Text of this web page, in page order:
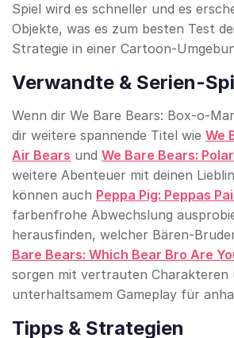
Spiel wird es schneller und es
Objekte, was es zum besten Test
Strategie in einer Cartoon-
Verwandte & Serien-
Wenn dir We Bare Bears: Box-o-
dir weitere spannende Titel wie We
Air Bears und We Bare Bears:
weitere Abenteuer mit deinen
können auch Peppa Pig: Peppas
farbenfrohe Abwechslung
herausfinden, welcher Bären-
Bare Bears: Which Bear Bro Are
sorgen mit vertrauten Charakteren
unterhaltsamem Gameplay für
Tipps & Strategien